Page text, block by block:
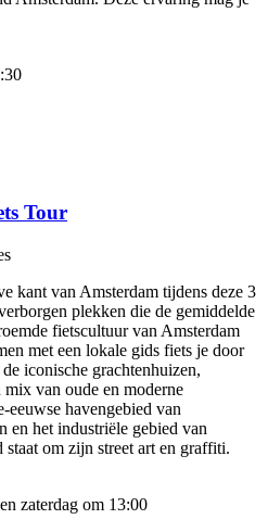
Tour
kant van Amsterdam tijdens deze 3
plekken die de gemiddelde
fietscultuur van Amsterdam
met een lokale gids fiets je door
iconische grachtenhuizen,
mix van oude en moderne
eeuwse havengebied van
en het industriële gebied van
om zijn street art en graffiti.
zaterdag om 13:00